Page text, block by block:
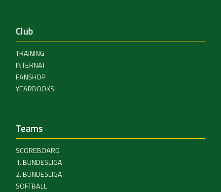
Club
TRAINING
INTERNAT
FANSHOP
YEARBOOKS
Teams
SCOREBOARD
1. BUNDESLIGA
2. BUNDESLIGA
SOFTBALL